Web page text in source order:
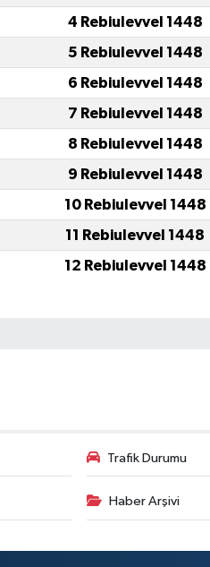
4 Rebiulevvel 1448
5 Rebiulevvel 1448
6 Rebiulevvel 1448
7 Rebiulevvel 1448
8 Rebiulevvel 1448
9 Rebiulevvel 1448
10 Rebiulevvel 1448
11 Rebiulevvel 1448
12 Rebiulevvel 1448
Trafik Durumu
Haber Arşivi